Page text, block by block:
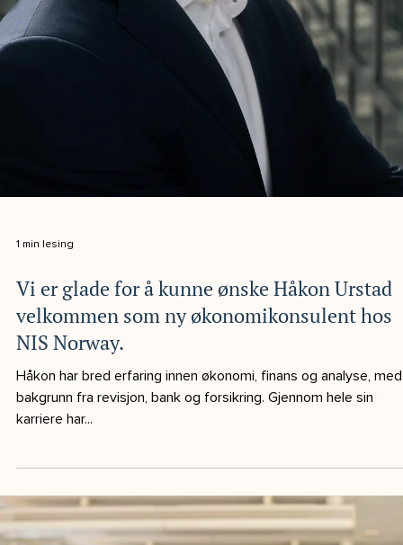
2 min lesing
Praktisk IFRS-rådgivning med solid erfaring
Når din organisasjon står overfor behovet for IFRS-
ikke være...